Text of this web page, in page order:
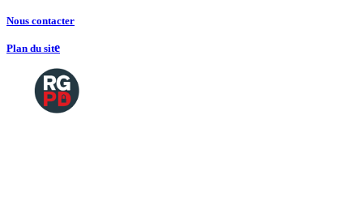
Nous contacter
Plan du site